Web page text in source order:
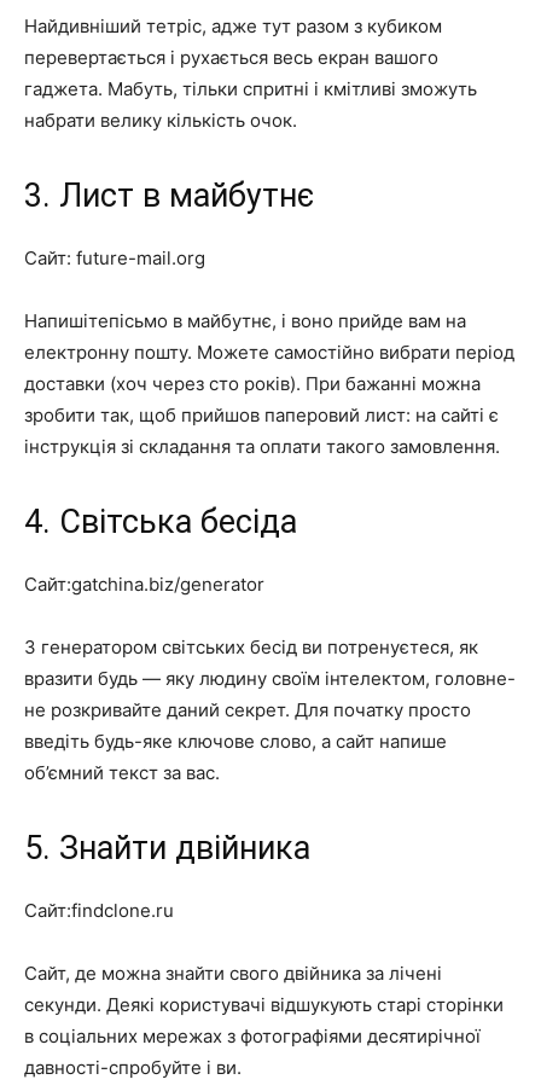
Найдивніший тетріс, адже тут разом з кубиком
перевертається і рухається весь екран вашого
гаджета. Мабуть, тільки спритні і кмітливі зможуть
набрати велику кількість очок.
3. Лист в майбутнє
Сайт: future-mail.org
Напишітепісьмо в майбутнє, і воно прийде вам на
електронну пошту. Можете самостійно вибрати період
доставки (хоч через сто років). При бажанні можна
зробити так, щоб прийшов паперовий лист: на сайті є
інструкція зі складання та оплати такого замовлення.
4. Світська бесіда
Сайт:gatchina.biz/generator
З генератором світських бесід ви потренуєтеся, як
вразити будь — яку людину своїм інтелектом, головне-
не розкривайте даний секрет. Для початку просто
введіть будь-яке ключове слово, а сайт напише
об’ємний текст за вас.
5. Знайти двійника
Сайт:findclone.ru
Сайт, де можна знайти свого двійника за лічені
секунди. Деякі користувачі відшукують старі сторінки
в соціальних мережах з фотографіями десятирічної
давності-спробуйте і ви.